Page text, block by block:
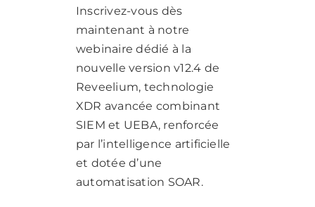
Inscrivez-vous dès
maintenant à notre
webinaire dédié à la
nouvelle version v12.4 de
Reveelium, technologie
XDR avancée combinant
SIEM et UEBA, renforcée
par l’intelligence artificielle
et dotée d’une
automatisation SOAR.